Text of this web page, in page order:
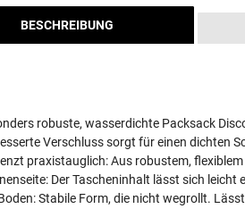
BESCHREIBUNG
robuste, wasserdichte Packsack
Verschluss sorgt für einen dichten
praxistauglich: Aus robustem,
Der Tascheninhalt lässt sich leicht
Stabile Form, die nicht wegrollt.